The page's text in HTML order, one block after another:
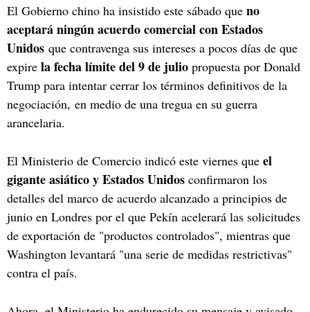
El Gobierno chino ha insistido este sábado que no
aceptará ningún acuerdo comercial con Estados
Unidos que contravenga sus intereses a pocos días de que
expire la fecha límite del 9 de julio propuesta por Donald
Trump para intentar cerrar los términos definitivos de la
negociación, en medio de una tregua en su guerra
arancelaria.
El Ministerio de Comercio indicó este viernes que el
gigante asiático y Estados Unidos confirmaron los
detalles del marco de acuerdo alcanzado a principios de
junio en Londres por el que Pekín acelerará las solicitudes
de exportación de "productos controlados", mientras que
Washington levantará "una serie de medidas restrictivas"
contra el país.